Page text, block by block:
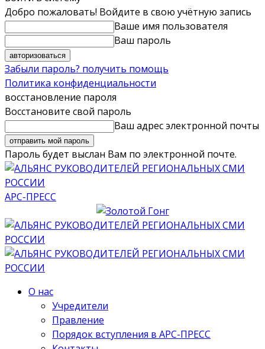
Добро пожаловать! Войдите в свою учётную запись
Ваше имя пользователя
Ваш пароль
Забыли пароль? получить помощь
Политика конфиденциальности
восстановление пароля
Восстановите свой пароль
Ваш адрес электронной почты
Пароль будет выслан Вам по электронной почте.
АРС-ПРЕСС
О нас
Учредители
Правление
Порядок вступления в АРС-ПРЕСС